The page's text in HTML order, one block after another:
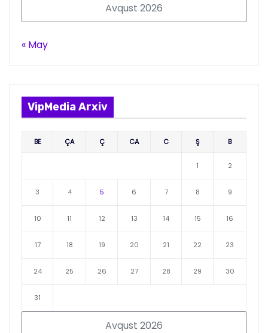
Avqust 2026
« May
VipMedia Arxiv
Avqust 2026
BE ÇA Ç CA C Ş B
1 2
3 4 5 6 7 8 9
10 11 12 13 14 15 16
17 18 19 20 21 22 23
24 25 26 27 28 29 30
31